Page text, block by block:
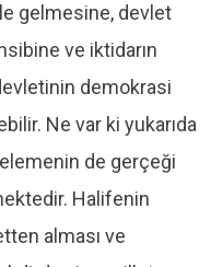
gelmesine, devlet
ve iktidarın
demokrasi
Ne var ki yukarıda
de gerçeği
Halifenin
alması ve